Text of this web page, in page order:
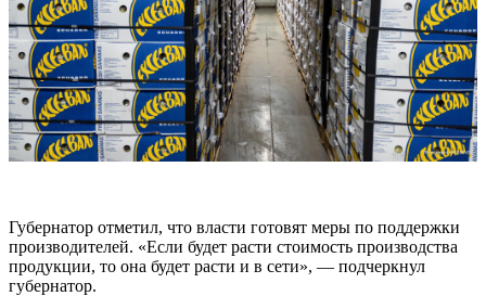
Губернатор отметил, что власти готовят меры по поддержки
производителей. «Если будет расти стоимость производства
продукции, то она будет расти и в сети», — подчеркнул
губернатор.